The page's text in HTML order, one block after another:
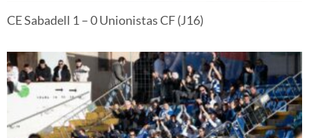
CE Sabadell 1 – 0 Unionistas CF (J16)